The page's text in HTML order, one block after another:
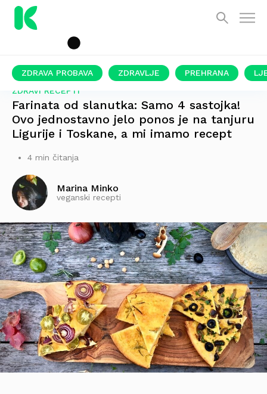
ZDRAVA PROBAVA ZDRAVLJE PREHRANA
ZDRAVI RECEPTI
Farinata od slanutka: Samo 4 sastojka!
Ovo jednostavno jelo ponos je na tanjuru
Ligurije i Toskane, a mi imamo recept
4 min čitanja
Marina Minko
veganski recepti